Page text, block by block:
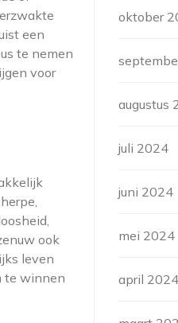
een
te nemen
voor
ook
leven
te winnen
oktober
augustus
juli 2024
juni 2024
mei 2024
april 2024